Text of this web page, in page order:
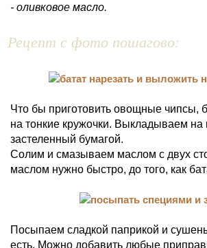
- оливковое масло.
Рецепт с фото пошагово:
Что бы приготовить овощные чипсы,
на тонкие кружочки. Выкладываем на
застеленный бумагой.
Солим и смазываем маслом с двух
маслом нужно быстро, до того, как
Посыпаем сладкой паприкой и
есть. Можно добавить любые